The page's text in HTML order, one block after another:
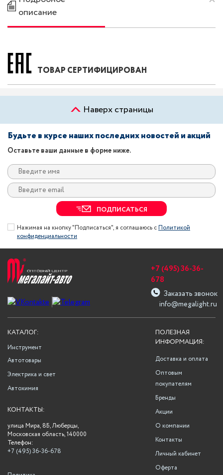
описание
ТОВАР СЕРТИФИЦИРОВАН
Наверх страницы
Будьте в курсе наших последних новостей и акций
Оставьте ваши данные в форме ниже.
ПОДПИСАТЬСЯ
Нажимая на кнопку "Подписаться", я соглашаюсь сПолитикой
конфиденциальности
info@megalight.ru
+7 (495) 36-36-
678
Заказать звонок
ПОЛЕЗНАЯ
ИНФОРМАЦИЯ:
Доставка и оплата
Оптовым
покупателям
Бренды
Акции
О компании
Контакты
Личный кабинет
Оферта
КАТАЛОГ:
Инструмент
Автотовары
Электрика и свет
Автохимия
КОНТАКТЫ:
улица Мира, 8Б, Люберцы,
Московская область, 140000
Телефон:
+7 (495) 36-36-678